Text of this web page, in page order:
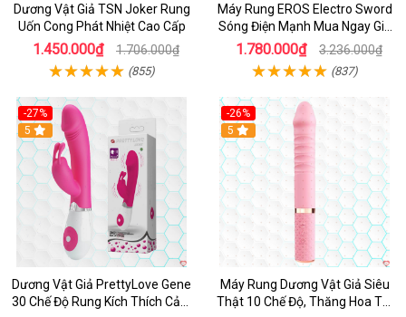
Dương Vật Giả TSN Joker Rung
Uốn Cong Phát Nhiệt Cao Cấp
1.450.000₫ 1.706.000₫
(855)
Máy Rung EROS Electro Sword
Sóng Điện Mạnh Mua Ngay Giá
Tốt
1.780.000₫ 3.236.000₫
(837)
-27%
Hot
5
Dương Vật Giả PrettyLove Gene
30 Chế Độ Rung Kích Thích Cảm
-26%
Hot
5
Máy Rung Dương Vật Giả Siêu
Thật 10 Chế Độ, Thăng Hoa Tối